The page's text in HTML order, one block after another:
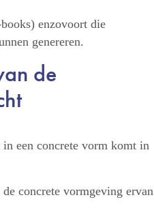
enzovoort die
genereren.
de
een concrete vorm komt in
concrete vormgeving ervan